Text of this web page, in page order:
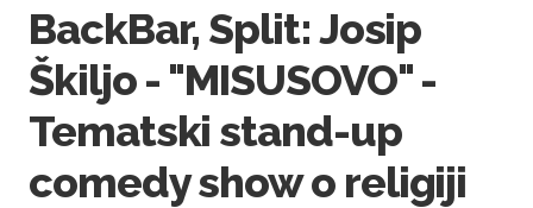
BackBar, Split: Josip
Škiljo - "MISUSOVO" -
Tematski stand-up
comedy show o religiji